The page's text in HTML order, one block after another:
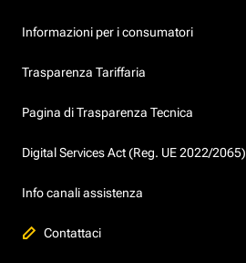
Informazioni per i consumatori
Trasparenza Tariffaria
Pagina di Trasparenza Tecnica
Digital Services Act (Reg. UE 2022/2065)
Info canali assistenza
Contattaci